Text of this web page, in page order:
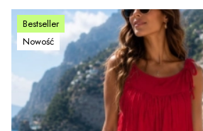
Bestseller
Nowość